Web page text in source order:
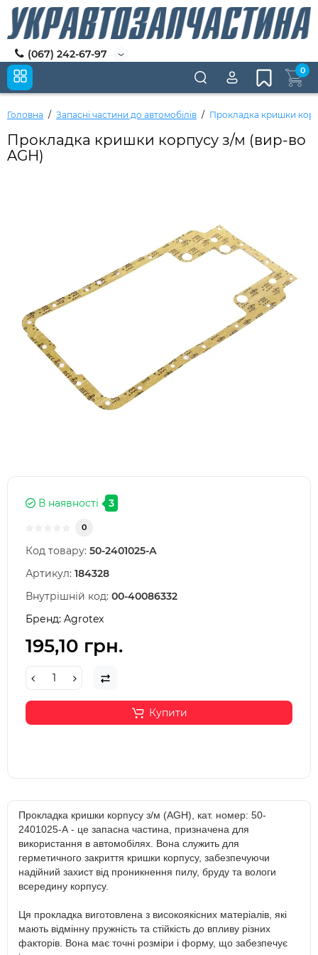
(067) 242-67-97
0
Головна Запасні частини до автомобілів Прокладка кришки
Прокладка кришки корпусу з/м (вир-во
AGH)
В наявності 3
0
Код товару: 50-2401025-А
Артикул: 184328
Внутрішній код: 00-40086332
Бренд: Agrotex
195,10 грн.
Купити
Прокладка кришки корпусу з/м (AGH), кат. номер: 50-
2401025-А - це запасна частина, призначена для
використання в автомобілях. Вона служить для
герметичного закриття кришки корпусу, забезпечуючи
надійний захист від проникнення пилу, бруду та вологи
всередину корпусу.
Ця прокладка виготовлена з високоякісних матеріалів, які
мають відмінну пружність та стійкість до впливу різних
факторів. Вона має точні розміри і форму, що забезпечує